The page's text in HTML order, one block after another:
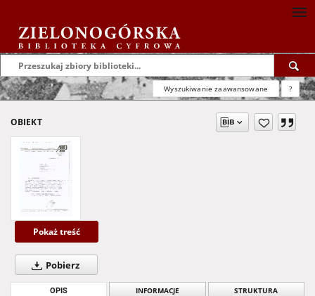
Wyszukiwanie zaawansowane ?
OBIEKT
Pokaż treść
Pobierz
OPIS INFORMACJE STRUKTURA